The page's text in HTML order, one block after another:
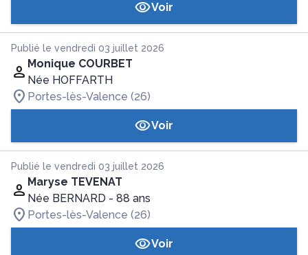
Voir
Publié le vendredi 03 juillet 2026
Monique COURBET
Née HOFFARTH
Portes-lès-Valence (26)
Voir
Publié le vendredi 03 juillet 2026
Maryse TEVENAT
Née BERNARD - 88 ans
Portes-lès-Valence (26)
Voir